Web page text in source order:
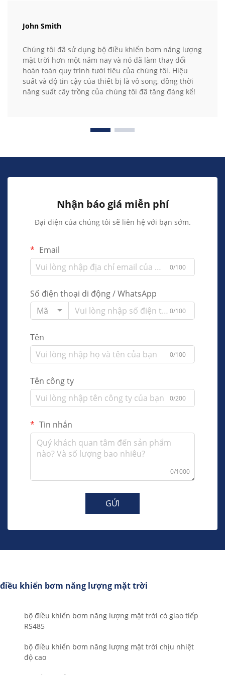
John Smith
Chúng tôi đã sử dụng bộ điều khiển bơm năng lượng
mặt trời hơn một năm nay và nó đã làm thay đổi
hoàn toàn quy trình tưới tiêu của chúng tôi. Hiệu
suất và độ tin cậy của thiết bị là vô song, đồng thời
năng suất cây trồng của chúng tôi đã tăng đáng kể!
Nhận báo giá miễn phí
Đại diện của chúng tôi sẽ liên hệ với bạn sớm.
Email
0/100
Số điện thoại di động / WhatsApp
Mã
0/100
Tên
0/100
Tên công ty
0/200
Tin nhắn
0/1000
GỬI
điều khiển bơm năng lượng mặt trời
bộ điều khiển bơm năng lượng mặt trời có giao tiếp
RS485
bộ điều khiển bơm năng lượng mặt trời chịu nhiệt
độ cao